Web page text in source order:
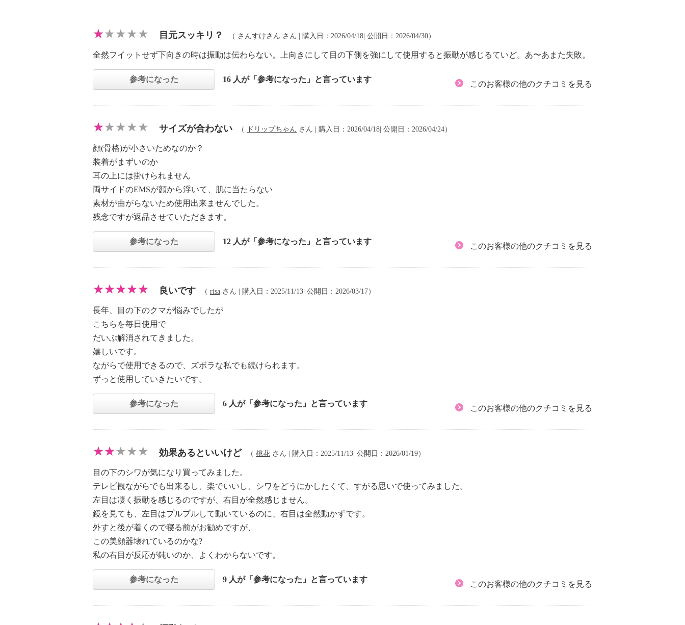
目元スッキリ？ （ さんすけさん さん | 購入日：2026/04/18| 公開日：2026/04/30）
全然フイットせず下向きの時は振動は伝わらない。上向きにして目の下側を強にして使用すると振動が感じるていど。あ〜あまた失敗。
参考になった 16 人が「参考になった」と言っています
このお客様の他のクチコミを見る
サイズが合わない （ ドリップちゃん さん | 購入日：2026/04/18| 公開日：2026/04/24）
顔(骨格)が小さいためなのか？
装着がまずいのか
耳の上には掛けられません
両サイドのEMSが顔から浮いて、肌に当たらない
素材が曲がらないため使用出来ませんでした。
残念ですが返品させていただきます。
参考になった 12 人が「参考になった」と言っています
このお客様の他のクチコミを見る
良いです （ risa さん | 購入日：2025/11/13| 公開日：2026/03/17）
長年、目の下のクマが悩みでしたが
こちらを毎日使用で
だいぶ解消されてきました。
嬉しいです。
ながらで使用できるので、ズボラな私でも続けられます。
ずっと使用していきたいです。
参考になった 6 人が「参考になった」と言っています
このお客様の他のクチコミを見る
効果あるといいけど （ 桃花 さん | 購入日：2025/11/13| 公開日：2026/01/19）
目の下のシワが気になり買ってみました。
テレビ観ながらでも出来るし、楽でいいし、シワをどうにかしたくて、すがる思いで使ってみました。
左目は凄く振動を感じるのですが、右目が全然感じません。
鏡を見ても、左目はプルプルして動いているのに、右目は全然動かずです。
外すと後が着くので寝る前がお勧めですが、
この美顔器壊れているのかな?
私の右目が反応が鈍いのか、よくわからないです。
参考になった 9 人が「参考になった」と言っています
このお客様の他のクチコミを見る